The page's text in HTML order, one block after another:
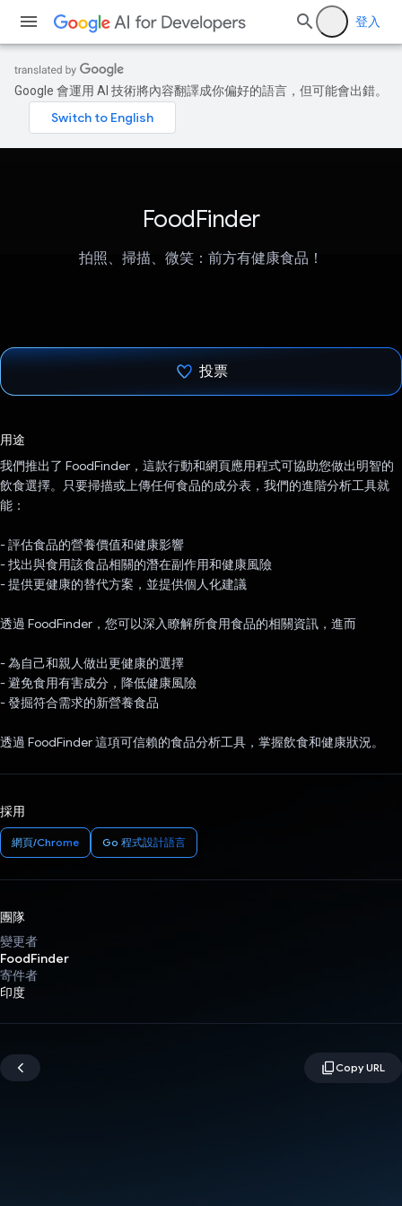
登入
Google 會運用 AI 技術將內容翻譯成你偏好的語言，但可能會出錯。
FoodFinder
拍照、掃描、微笑：前方有健康食品！
投票
用途
我們推出了 FoodFinder，這款行動和網頁應用程式可協助您做出明智的
飲食選擇。只要掃描或上傳任何食品的成分表，我們的進階分析工具就
能：
- 評估食品的營養價值和健康影響
- 找出與食用該食品相關的潛在副作用和健康風險
- 提供更健康的替代方案，並提供個人化建議
透過 FoodFinder，您可以深入瞭解所食用食品的相關資訊，進而
- 為自己和親人做出更健康的選擇
- 避免食用有害成分，降低健康風險
- 發掘符合需求的新營養食品
透過 FoodFinder 這項可信賴的食品分析工具，掌握飲食和健康狀況。
採用
網頁/Chrome Go 程式設計語言
團隊
變更者
FoodFinder
寄件者
印度